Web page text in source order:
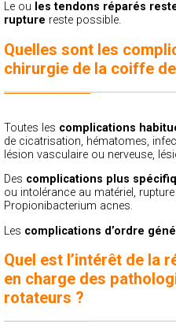
Le ou les tendons réparés
rupture reste possible.
Quelles sont les
chirurgie de la coiffe
Toutes les complications
de cicatrisation, hématomes,
lésion vasculaire ou nerveuse,
Des complications plus
ou intolérance au matériel,
Propionibacterium acnes.
Les complications d’ordre
Quel est l’intérêt de la
en charge des
rotateurs ?